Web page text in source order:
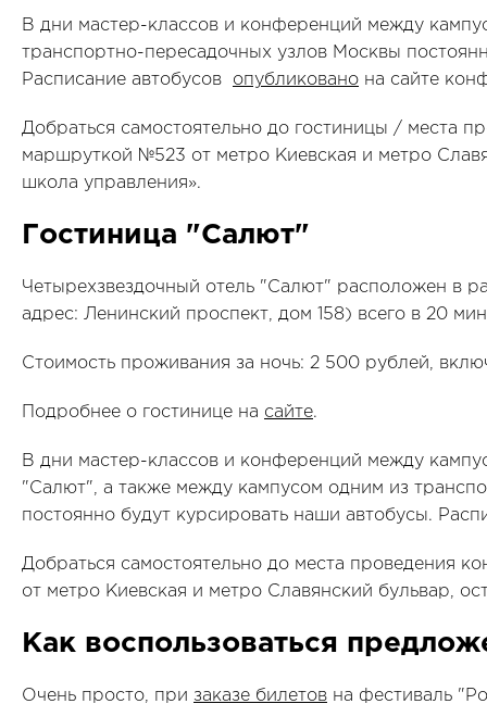
В дни мастер-классов и конференций между
транспортно-пересадочных узлов Москвы
Расписание автобусов опубликовано на сайте
Добраться самостоятельно до гостиницы / места
маршруткой №523 от метро Киевская и метро
школа управления».
Гостиница "Салют"
Четырехзвездочный отель "Салют" расположен в
адрес: Ленинский проспект, дом 158) всего в 20
Стоимость проживания за ночь: 2 500 рублей,
Подробнее о гостинице на сайте.
В дни мастер-классов и конференций между
"Салют", а также между кампусом одним из
постоянно будут курсировать наши автобусы.
Добраться самостоятельно до места проведения
от метро Киевская и метро Славянский бульвар,
Как воспользоваться
Очень просто, при заказе билетов на фестиваль